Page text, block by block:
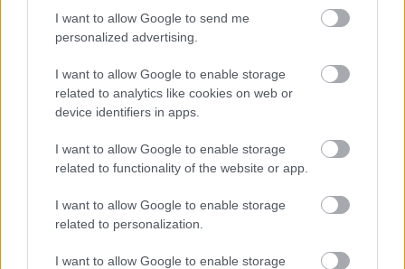
I want to allow Google to send me
personalized advertising.
I want to allow Google to enable storage
related to analytics like cookies on web or
device identifiers in apps.
I want to allow Google to enable storage
related to functionality of the website or app.
I want to allow Google to enable storage
related to personalization.
I want to allow Google to enable storage